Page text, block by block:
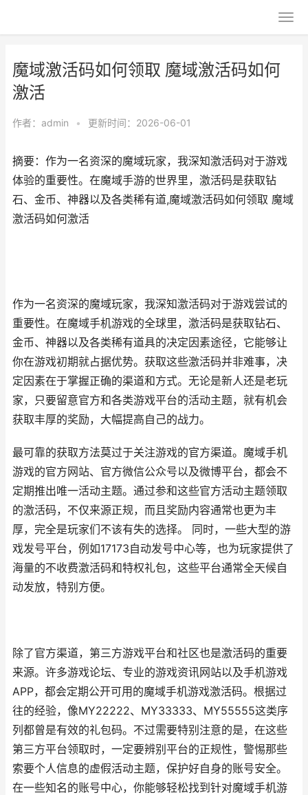
魔域激活码如何领取 魔域激活码如何
激活
作者： admin • 更新时间：2026-06-01
摘要：作为一名资深的魔域玩家，我深知激活码对于游戏
体验的重要性。在魔域手游的世界里，激活码是获取钻
石、金币、神器以及各类稀有道,魔域激活码如何领取 魔域
激活码如何激活
作为一名资深的魔域玩家，我深知激活码对于游戏尝试的
重要性。在魔域手机游戏的全球里，激活码是获取钻石、
金币、神器以及各类稀有道具的决定因素途径，它能够让
你在游戏初期就占据优势。获取这些激活码并非难事，决
定因素在于掌握正确的渠道和方式。无论是新人还是老玩
家，只要留意官方和各类游戏平台的活动主题，就有机会
获取丰厚的奖励，大幅提高自己的战力。
最可靠的获取方法莫过于关注游戏的官方渠道。魔域手机
游戏的官方网站、官方微信公众号以及微博平台，都会不
定期推出唯一活动主题。通过参和这些官方活动主题领取
的激活码，不仅来源正规，而且奖励内容通常也更为丰
厚，完全是玩家们不该有失的选择。 同时，一些大型的游
戏发号平台，例如17173自动发号中心等，也为玩家提供了
海量的不收费激活码和特权礼包，这些平台通常全天候自
动发放，特别方便。
除了官方渠道，第三方游戏平台和社区也是激活码的重要
来源。许多游戏论坛、专业的游戏资讯网站以及手机游戏
APP，都会定期公开可用的魔域手机游戏激活码。根据过
往的经验，像MY22222、MY33333、MY55555这类序
列都曾是有效的礼包码。不过需要特别注意的是，在这些
第三方平台领取时，一定要辨别平台的正规性，警惕那些
索要个人信息的虚假活动主题，保护好自身的账号安全。
在一些知名的账号中心，你能够轻松找到针对魔域手机游